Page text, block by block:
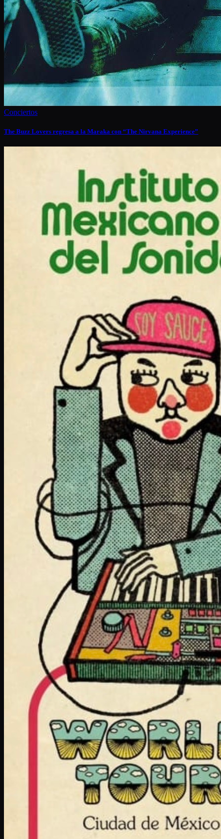
Conciertos
The Buzz Lovers regresa a la Maraka con “The Nirvana Experience”